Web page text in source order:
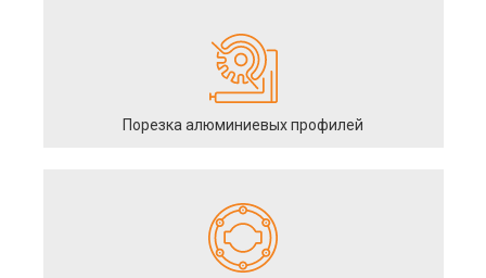
Порезка алюминиевых профилей